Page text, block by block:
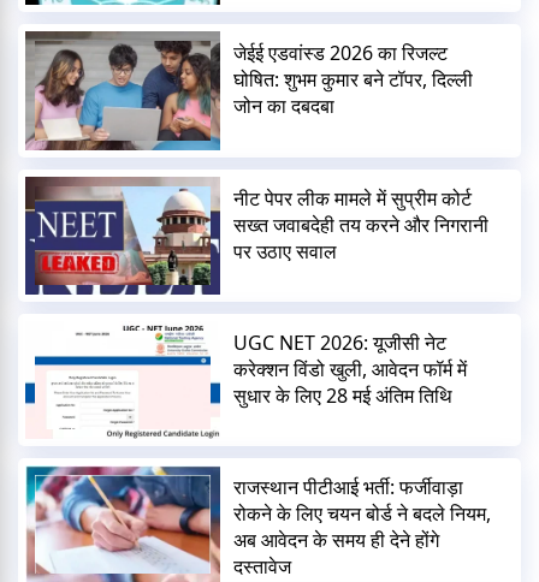
जेईई एडवांस्ड 2026 का रिजल्ट
घोषित: शुभम कुमार बने टॉपर, दिल्ली
जोन का दबदबा
नीट पेपर लीक मामले में सुप्रीम कोर्ट
सख्त जवाबदेही तय करने और निगरानी
पर उठाए सवाल
UGC NET 2026: यूजीसी नेट
करेक्शन विंडो खुली, आवेदन फॉर्म में
सुधार के लिए 28 मई अंतिम तिथि
राजस्थान पीटीआई भर्ती: फर्जीवाड़ा
रोकने के लिए चयन बोर्ड ने बदले नियम,
अब आवेदन के समय ही देने होंगे
दस्तावेज